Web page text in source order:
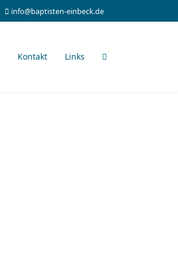
info@baptisten-einbeck.de
Kontakt Links